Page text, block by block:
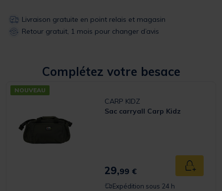
Livraison gratuite en point relais et magasin
Retour gratuit, 1 mois pour changer d’avis
Complétez votre besace
NOUVEAU
CARP KIDZ
Sac carryall Carp Kidz
29,99 € Ajouter
Expédition sous 24 h